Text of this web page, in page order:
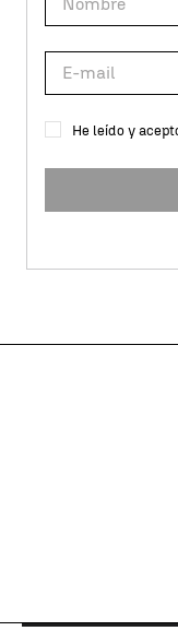
He leído y